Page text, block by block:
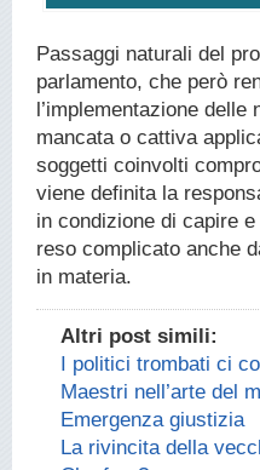
Passaggi naturali del
parlamento, che però
l’implementazione
mancata o cattiva
soggetti coinvolti
viene definita la
in condizione di capire
reso complicato anche
in materia.
Altri post simili:
I politici trombati ci
Maestri nell’arte del
Emergenza giustizia
La rivincita della